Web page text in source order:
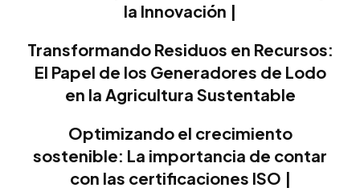
la Innovación |
Transformando Residuos en Recursos:
El Papel de los Generadores de Lodo
en la Agricultura Sustentable
Optimizando el crecimiento
sostenible: La importancia de contar
con las certificaciones ISO |